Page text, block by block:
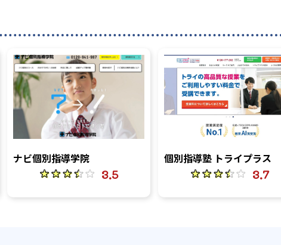
ナビ個別指導学院
3.5
個別指導塾 トライプラス
3.7